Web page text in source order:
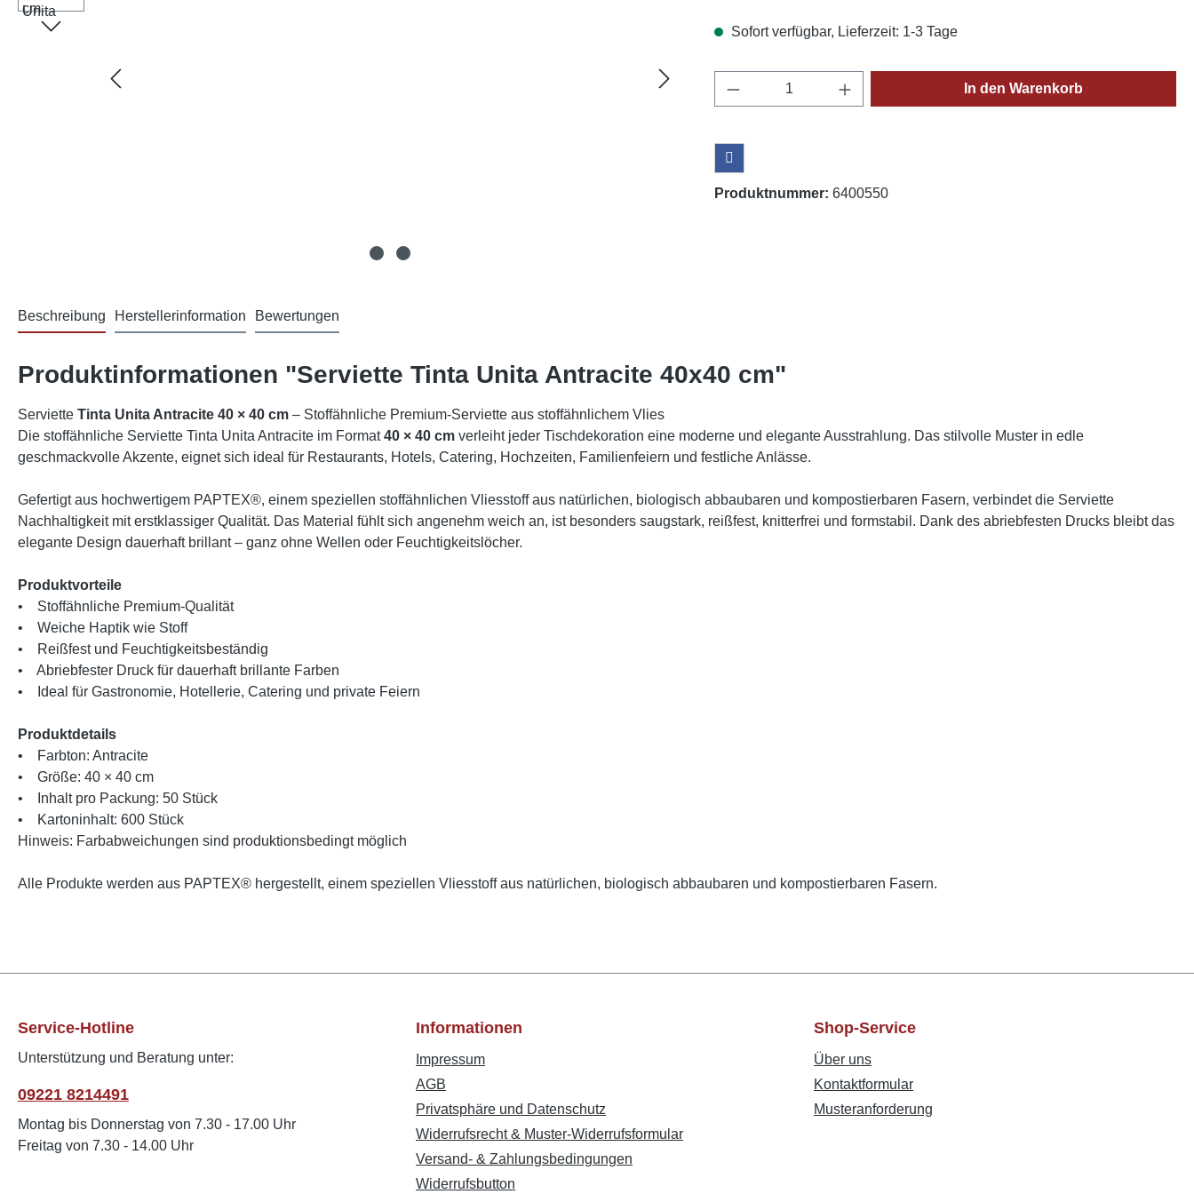
Sofort verfügbar, Lieferzeit: 1-3 Tage
Produkt Anzahl: Gib den gewünschten Wert ein
In den Warenkorb
Produktnummer: 6400550
Beschreibung Herstellerinformation Bewertungen
Produktinformationen "Serviette Tinta Unita Antracite 40x40 cm"
Serviette Tinta Unita Antracite 40 × 40 cm – Stoffähnliche Premium-Serviette aus stoffähnlichem Vlies
Die stoffähnliche Serviette Tinta Unita Antracite im Format40 × 40 cm verleiht jeder Tischdekoration eine moderne und elegante Ausstrahlung. Das stilvolle Muster in edle
geschmackvolle Akzente, eignet sich ideal für Restaurants, Hotels, Catering, Hochzeiten, Familienfeiern und festliche Anlässe.
Gefertigt aus hochwertigem PAPTEX®, einem speziellen stoffähnlichen Vliesstoff aus natürlichen, biologisch abbaubaren und kompostierbaren Fasern, verbindet die Serviette
Nachhaltigkeit mit erstklassiger Qualität. Das Material fühlt sich angenehm weich an, ist besonders saugstark, reißfest, knitterfrei und formstabil. Dank des abriebfesten Drucks bleibt das
elegante Design dauerhaft brillant – ganz ohne Wellen oder Feuchtigkeitslöcher.
Produktvorteile
• Stoffähnliche Premium-Qualität
• Weiche Haptik wie Stoff
• Reißfest und Feuchtigkeitsbeständig
• Abriebfester Druck für dauerhaft brillante Farben
• Ideal für Gastronomie, Hotellerie, Catering und private Feiern
Produktdetails
• Farbton: Antracite
• Größe: 40 × 40 cm
• Inhalt pro Packung: 50 Stück
• Kartoninhalt: 600 Stück
Hinweis: Farbabweichungen sind produktionsbedingt möglich
Alle Produkte werden aus PAPTEX® hergestellt, einem speziellen Vliesstoff aus natürlichen, biologisch abbaubaren und kompostierbaren Fasern.
Service-Hotline
Unterstützung und Beratung unter:
09221 8214491
Montag bis Donnerstag von 7.30 - 17.00 Uhr
Freitag von 7.30 - 14.00 Uhr
Informationen
Impressum
AGB
Privatsphäre und Datenschutz
Widerrufsrecht & Muster-Widerrufsformular
Versand- & Zahlungsbedingungen
Widerrufsbutton
Shop-Service
Über uns
Kontaktformular
Musteranforderung